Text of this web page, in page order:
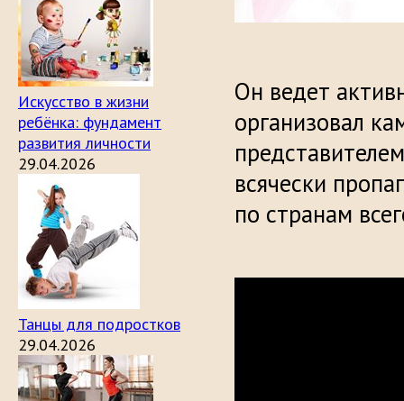
Искусство в жизни
ребёнка: фундамент
развития личности
29.04.2026
Танцы для подростков
29.04.2026
Он ведет
организовал
всячески
по странам